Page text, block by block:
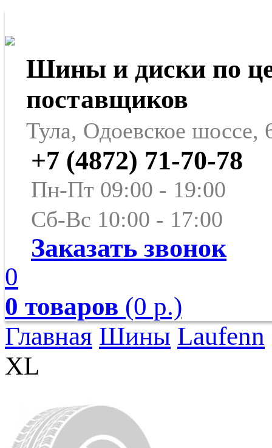
Шины и диски по
поставщиков
Тула, Одоевское шоссе,
+7 (4872) 71-70-78
Пн-Пт 09:00 - 19:00
Сб-Вс 10:00 - 17:00
Заказать звонок
0
0 товаров (0 р.)
Главная Шины Laufenn
XL